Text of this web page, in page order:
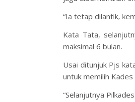
“Ia tetap dilantik,
Kata Tata,
maksimal 6 bulan.
Usai ditunjuk Pjs
untuk memilih
“Selanjutnya